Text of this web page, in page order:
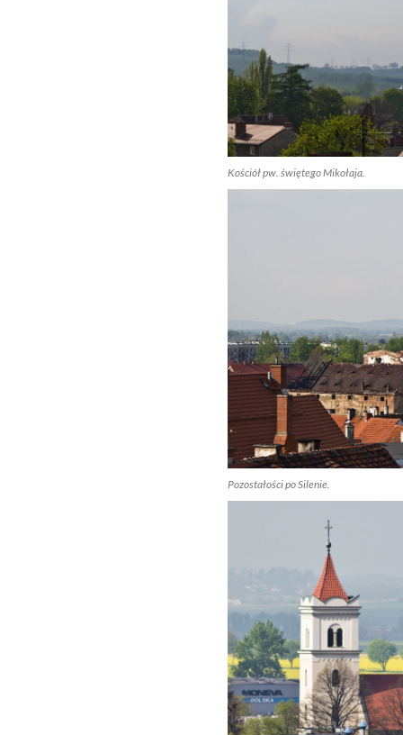
Kościół pw. świętego Mikołaja.
Pozostałości po Silenie.